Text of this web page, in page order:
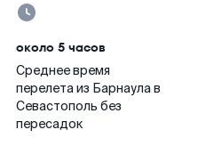
около 5 часов
Среднее время
перелета из Барнаула в
Севастополь без
пересадок